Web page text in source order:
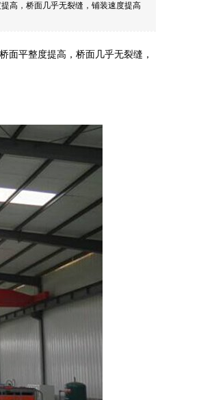
高，桥面几乎无裂缝，铺装速度提高
面平整度提高，桥面几乎无裂缝，